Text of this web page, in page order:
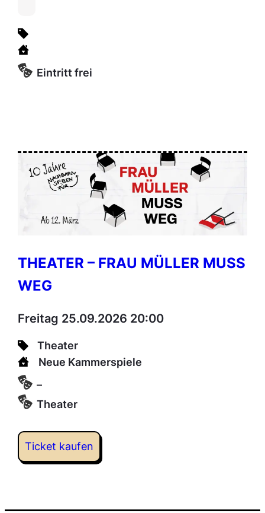
Eintritt frei
THEATER – FRAU MÜLLER MUSS
WEG
Freitag 25.09.2026 20:00
Theater
Neue Kammerspiele
–
Theater
Ticket kaufen